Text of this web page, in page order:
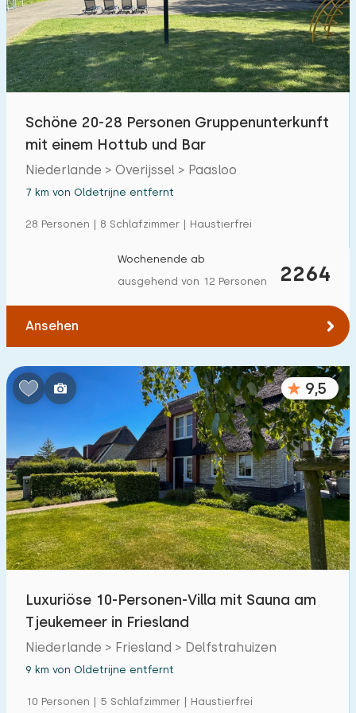
Schwimmbad 0
Eingezäunter Garten 0
Haustierfrei 7
Ladestation Auto
Budget
€ 0 — € 1000+
Mindestanzahl
Schlafzimmern:
1 2 4 5
Badezimmer:
1 2 3 4 5
Entfernungen
1 10
Zum Meer :
Schöne 20-28 Personen Gruppenunterkunft
mit einem Hottub und Bar
Niederlande > Overijssel > Paasloo
7 km von Oldetrijne entfernt
28 Personen | 8 Schlafzimmer | Haustierfrei
2264
Wochenende ab
ausgehend von 12 Personen
Ansehen
9,5
Luxuriöse 10-Personen-Villa mit Sauna am
Tjeukemeer in Friesland
Niederlande > Friesland > Delfstrahuizen
9 km von Oldetrijne entfernt
10 Personen | 5 Schlafzimmer | Haustierfrei